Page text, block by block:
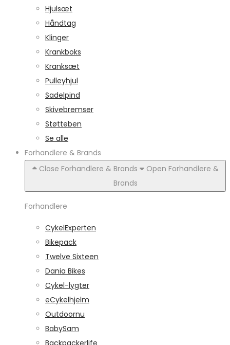
Hjulsæt
Håndtag
Klinger
Krankboks
Kranksæt
Pulleyhjul
Sadelpind
Skivebremser
Støtteben
Se alle
Forhandlere & Brands
Close Forhandlere & Brands
Open Forhandlere &
Brands
Forhandlere
CykelExperten
Bikepack
Twelve Sixteen
Dania Bikes
Cykel-lygter
eCykelhjelm
Outdoornu
BabySam
Backpackerlife